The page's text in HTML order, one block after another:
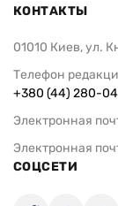
КОНТАКТЫ
01010 Киев, ул.
Телефон
+380 (44) 280-
Электронная
Электронная
СОЦСЕТИ